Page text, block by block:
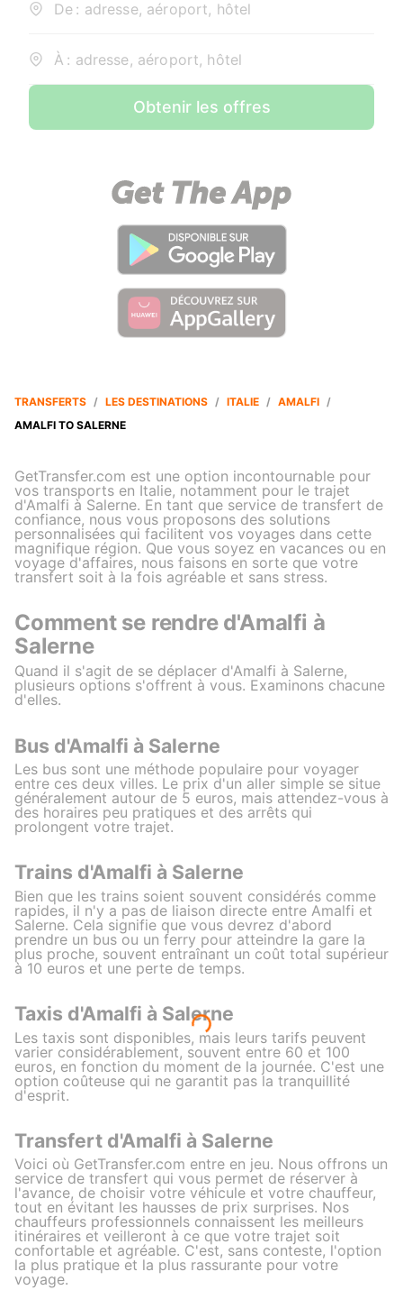
De : adresse, aéroport, hôtel
À : adresse, aéroport, hôtel
Obtenir les offres
TRANSFERTS / LES DESTINATIONS / ITALIE / AMALFI /
AMALFI TO SALERNE
GetTransfer.com est une option incontournable pour
vos transports en Italie, notamment pour le trajet
d'Amalfi à Salerne. En tant que service de transfert de
confiance, nous vous proposons des solutions
personnalisées qui facilitent vos voyages dans cette
magnifique région. Que vous soyez en vacances ou en
voyage d'affaires, nous faisons en sorte que votre
transfert soit à la fois agréable et sans stress.
Comment se rendre d'Amalfi à
Salerne
Quand il s'agit de se déplacer d'Amalfi à Salerne,
plusieurs options s'offrent à vous. Examinons chacune
d'elles.
Bus d'Amalfi à Salerne
Les bus sont une méthode populaire pour voyager
entre ces deux villes. Le prix d'un aller simple se situe
généralement autour de 5 euros, mais attendez-vous à
des horaires peu pratiques et des arrêts qui
prolongent votre trajet.
Trains d'Amalfi à Salerne
Bien que les trains soient souvent considérés comme
rapides, il n'y a pas de liaison directe entre Amalfi et
Salerne. Cela signifie que vous devrez d'abord
prendre un bus ou un ferry pour atteindre la gare la
plus proche, souvent entraînant un coût total supérieur
à 10 euros et une perte de temps.
Taxis d'Amalfi à Salerne
Les taxis sont disponibles, mais leurs tarifs peuvent
varier considérablement, souvent entre 60 et 100
euros, en fonction du moment de la journée. C'est une
option coûteuse qui ne garantit pas la tranquillité
d'esprit.
Transfert d'Amalfi à Salerne
Voici où GetTransfer.com entre en jeu. Nous offrons un
service de transfert qui vous permet de réserver à
l'avance, de choisir votre véhicule et votre chauffeur,
tout en évitant les hausses de prix surprises. Nos
chauffeurs professionnels connaissent les meilleurs
itinéraires et veilleront à ce que votre trajet soit
confortable et agréable. C'est, sans conteste, l'option
la plus pratique et la plus rassurante pour votre
voyage.